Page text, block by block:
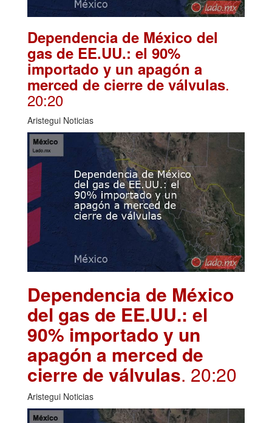
Dependencia de México del
gas de EE.UU.: el 90%
importado y un apagón a
merced de cierre de válvulas.
20:20
Aristegui Noticias
Dependencia de México
del gas de EE.UU.: el
90% importado y un
apagón a merced de
cierre de válvulas. 20:20
Aristegui Noticias